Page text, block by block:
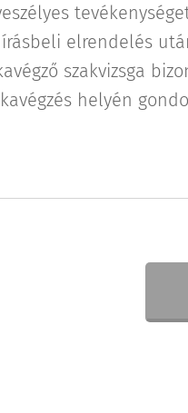
elrendelés
szakvizsga
helyén